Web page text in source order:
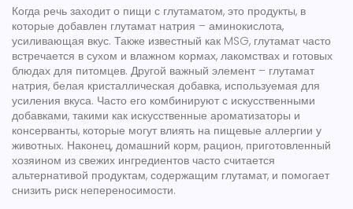
Когда речь заходит о пищи с глутаматом, это продукты, в
которые добавлен глутамат натрия – аминокислота,
усиливающая вкус. Также известный как MSG, глутамат часто
встречается в сухом и влажном кормах, лакомствах и готовых
блюдах для питомцев. Другой важный элемент – глутамат
натрия, белая кристаллическая добавка, используемая для
усиления вкуса. Часто его комбинируют с искусственными
добавками, такими как искусственные ароматизаторы и
консерванты, которые могут влиять на пищевые аллергии у
животных. Наконец, домашний корм, рацион, приготовленный
хозяином из свежих ингредиентов часто считается
альтернативой продуктам, содержащим глутамат, и помогает
снизить риск непереносимости.